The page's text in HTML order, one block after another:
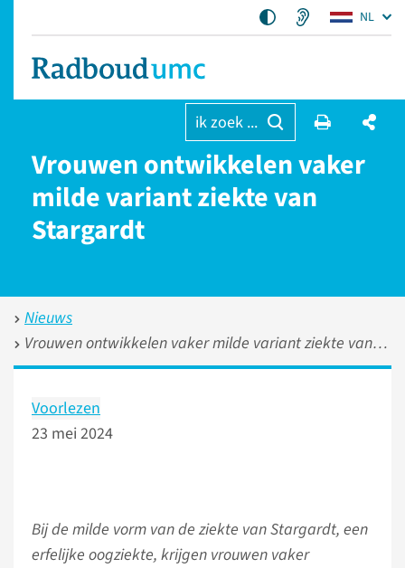
NL
ik zoek ...
Vrouwen ontwikkelen vaker
milde variant ziekte van
Stargardt
Nieuws
Vrouwen ontwikkelen vaker milde variant ziekte van Stargardt
Voorlezen
23 mei 2024
Bij de milde vorm van de ziekte van Stargardt, een
erfelijke oogziekte, krijgen vrouwen vaker